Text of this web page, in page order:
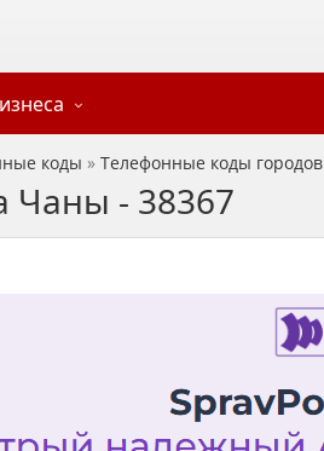
коды » Телефонные коды городов
Чаны - 38367